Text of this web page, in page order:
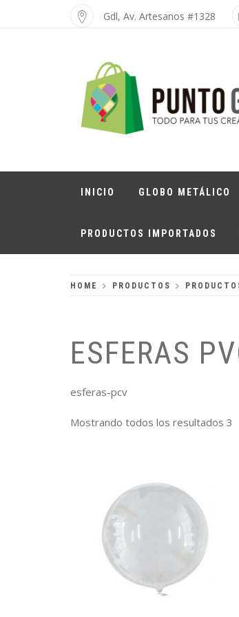
Gdl, Av. Artesanos #1328
INICIO GLOBO METÁLICO
PRODUCTOS IMPORTADOS
HOME PRODUCTOS
ESFERAS
esferas-pcv
Mostrando todos los resultados 3